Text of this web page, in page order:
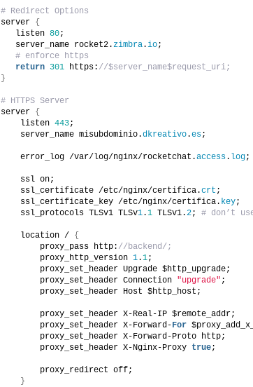
# Redirect Options
server {
   listen
80;
   server_name rocket2.
zimbra.io;
# enforce https
return 301 https: //$server_name$request_uri;
}
# HTTPS Server
server {
    listen
443;
    server_name misubdominio.
dkreativo.es;
    error_log /var/log/nginx/rocketchat.
access. log;
    ssl on;
    ssl_certificate /etc/nginx/certifica.
crt ;
    ssl_certificate_key /etc/nginx/certifica.
key;
    ssl_protocols TLSv1 TLSv
1.1 TLSv1.2; # don’t
    location /
{
        proxy_pass http:
//backend/;
        proxy_http_version
1.1;
        proxy_set_header Upgrade $http_upgrade;
        proxy_set_header Connection
"upgrade" ;
        proxy_set_header Host $http_host;
        proxy_set_header X-Real-IP $remote_addr;
        proxy_set_header X-Forward-
For
        proxy_set_header X-Forward-Proto http;
        proxy_set_header X-Nginx-Proxy
true;
        proxy_redirect off;
}